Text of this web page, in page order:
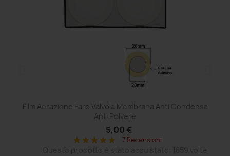
Film Aerazione Faro Valvola Membrana Anti Condensa
Anti Polvere
5,00 €
star star star star star 7 Recensioni